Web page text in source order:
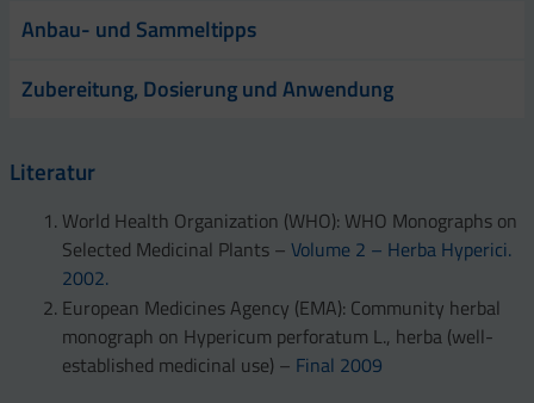
Anbau- und Sammeltipps
Zubereitung, Dosierung und Anwendung
Literatur
World Health Organization (WHO): WHO Monographs on
Selected Medicinal Plants – Volume 2 – Herba Hyperici.
2002.
European Medicines Agency (EMA): Community herbal
monograph on Hypericum perforatum L., herba (well-
established medicinal use) – Final 2009